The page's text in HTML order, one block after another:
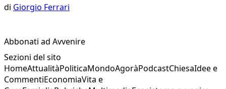
di Giorgio Ferrari
Abbonati ad Avvenire
Sezioni del sito
HomeAttualitàPoliticaMondoAgoràPodcastChiesaIdee e
CommentiEconomiaVita e